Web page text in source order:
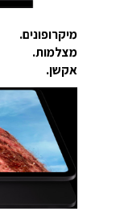
מיקרופונים.
מצלמות.
אקשן.